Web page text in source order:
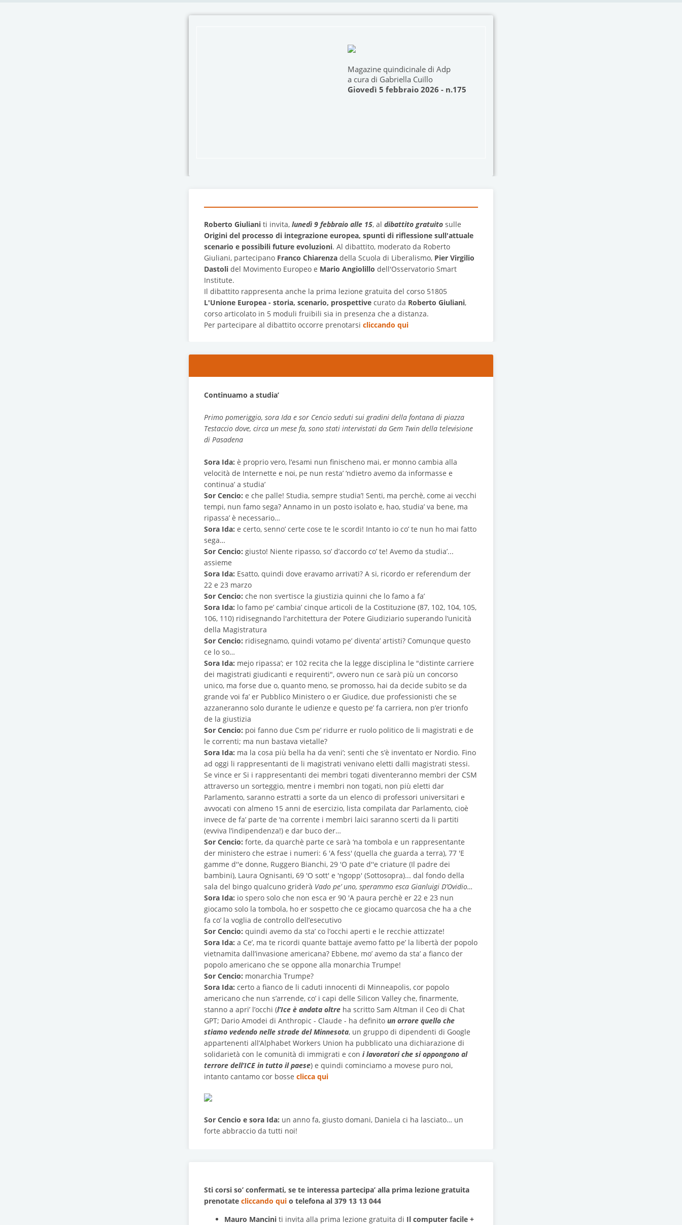
Magazine quindicinale di Adp
a cura di Gabriella Cuillo
Giovedì 5 febbraio 2026 - n.175
Roberto Giuliani ti invita, lunedì 9 febbraio alle 15, al dibattito gratuito sulle
Origini del processo di integrazione europea, spunti di riflessione sull'attuale
scenario e possibili future evoluzioni. Al dibattito, moderato da Roberto
Giuliani, partecipano Franco Chiarenza della Scuola di Liberalismo, Pier Virgilio
Dastoli del Movimento Europeo e Mario Angiolillo dell'Osservatorio Smart
Institute.
Il dibattito rappresenta anche la prima lezione gratuita del corso 51805
L'Unione Europea - storia, scenario, prospettive curato da Roberto Giuliani,
corso articolato in 5 moduli fruibili sia in presenza che a distanza.
Per partecipare al dibattito occorre prenotarsi cliccando qui
Continuamo a studia’
Primo pomeriggio, sora Ida e sor Cencio seduti sui gradini della fontana di piazza
Testaccio dove, circa un mese fa, sono stati intervistati da Gem Twin della televisione
di Pasadena
Sora Ida: è proprio vero, l’esami nun finischeno mai, er monno cambia alla
velocità de Internette e noi, pe nun resta’ ‘ndietro avemo da informasse e
continua’ a studia’
Sor Cencio: e che palle! Studia, sempre studia’! Senti, ma perchè, come ai vecchi
tempi, nun famo sega? Annamo in un posto isolato e, hao, studia’ va bene, ma
ripassa’ è necessario…
Sora Ida: e certo, senno’ certe cose te le scordi! Intanto io co’ te nun ho mai fatto
sega…
Sor Cencio: giusto! Niente ripasso, so’ d’accordo co’ te! Avemo da studia’...
assieme
Sora Ida: Esatto, quindi dove eravamo arrivati? A si, ricordo er referendum der
22 e 23 marzo
Sor Cencio: che non svertisce la giustizia quinni che lo famo a fa’
Sora Ida: lo famo pe’ cambia’ cinque articoli de la Costituzione (87, 102, 104, 105,
106, 110) ridisegnando l'architettura der Potere Giudiziario superando l’unicità
della Magistratura
Sor Cencio: ridisegnamo, quindi votamo pe’ diventa’ artisti? Comunque questo
ce lo so…
Sora Ida: mejo ripassa’; er 102 recita che la legge disciplina le "distinte carriere
dei magistrati giudicanti e requirenti", ovvero nun ce sarà più un concorso
unico, ma forse due o, quanto meno, se promosso, hai da decide subito se da
grande voi fa’ er Pubblico Ministero o er Giudice, due professionisti che se
azzaneranno solo durante le udienze e questo pe’ fa carriera, non p’er trionfo
de la giustizia
Sor Cencio: poi fanno due Csm pe’ ridurre er ruolo politico de li magistrati e de
le correnti; ma nun bastava vietalle?
Sora Ida: ma la cosa più bella ha da veni’; senti che s’è inventato er Nordio. Fino
ad oggi li rappresentanti de li magistrati venivano eletti dalli magistrati stessi.
Se vince er Si i rappresentanti dei membri togati diventeranno membri der CSM
attraverso un sorteggio, mentre i membri non togati, non più eletti dar
Parlamento, saranno estratti a sorte da un elenco di professori universitari e
avvocati con almeno 15 anni de esercizio, lista compilata dar Parlamento, cioè
invece de fa’ parte de ‘na corrente i membri laici saranno scerti da li partiti
(evviva l’indipendenza!) e dar buco der…
Sor Cencio: forte, da quarchè parte ce sarà ‘na tombola e un rappresentante
der ministero che estrae i numeri: 6 'A fess' (quella che guarda a terra), 77 'E
gamme d''e donne, Ruggero Bianchi, 29 'O pate d''e criature (Il padre dei
bambini), Laura Ognisanti, 69 'O sott' e 'ngopp' (Sottosopra)... dal fondo della
sala del bingo qualcuno griderà Vado pe’ uno, sperammo esca Gianluigi D’Ovidio…
Sora Ida: io spero solo che non esca er 90 'A paura perchè er 22 e 23 nun
giocamo solo la tombola, ho er sospetto che ce giocamo quarcosa che ha a che
fa co’ la voglia de controllo dell’esecutivo
Sor Cencio: quindi avemo da sta’ co l’occhi aperti e le recchie attizzate!
Sora Ida: a Ce’, ma te ricordi quante battaje avemo fatto pe’ la libertà der popolo
vietnamita dall’invasione americana? Ebbene, mo’ avemo da sta’ a fianco der
popolo americano che se oppone alla monarchia Trumpe!
Sor Cencio: monarchia Trumpe?
Sora Ida: certo a fianco de li caduti innocenti di Minneapolis, cor popolo
americano che nun s’arrende, co’ i capi delle Silicon Valley che, finarmente,
stanno a apri’ l’occhi (l’Ice è andata oltre ha scritto Sam Altman il Ceo di Chat
GPT; Dario Amodei di Anthropic - Claude - ha definito un orrore quello che
stiamo vedendo nelle strade del Minnesota, un gruppo di dipendenti di Google
appartenenti all’Alphabet Workers Union ha pubblicato una dichiarazione di
solidarietà con le comunità di immigrati e con i lavoratori che si oppongono al
terrore dell’ICE in tutto il paese) e quindi cominciamo a movese puro noi,
intanto cantamo cor bosse clicca qui
Sor Cencio e sora Ida: un anno fa, giusto domani, Daniela ci ha lasciato… un
forte abbraccio da tutti noi!
Sti corsi so’ confermati, se te interessa partecipa’ alla prima lezione gratuita
prenotate cliccando qui o telefona al 379 13 13 044
Mauro Mancini ti invita alla prima lezione gratuita di Il computer facile +